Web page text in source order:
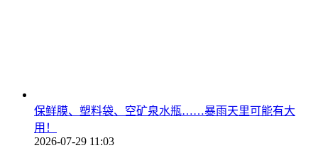
保鲜膜、塑料袋、空矿泉水瓶……暴雨天里可能有大
用！
2026-07-29 11:03